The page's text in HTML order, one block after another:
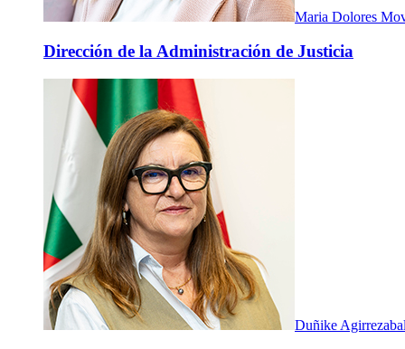
Maria Dolores
Dirección de la Administración de Justicia
Duñike